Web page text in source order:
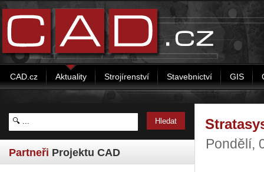
CAD.cz Aktuality Strojírenství Stavebnictví GIS
Partneři Projektu CAD
Pondělí,